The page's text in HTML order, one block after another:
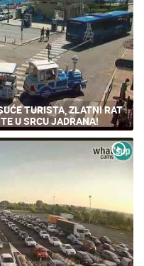
TURISTA, ZLATNI RAT
U SRCU JADRANA!